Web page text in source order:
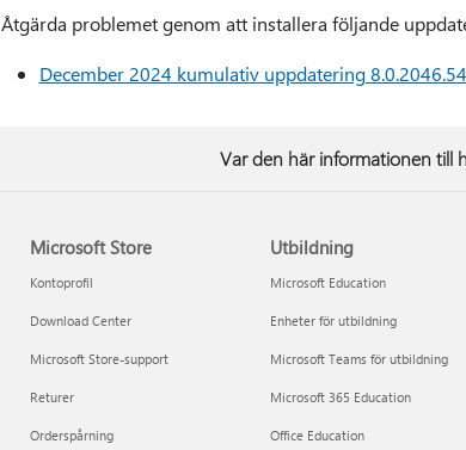
Åtgärda problemet genom att installera följande
December 2024 kumulativ uppdatering
Var den här informationen till
Microsoft Store
Kontoprofil
Download Center
Microsoft Store-support
Returer
Orderspårning
Utbildning
Microsoft Education
Enheter för utbildning
Microsoft Teams för utbildning
Microsoft 365 Education
Office Education